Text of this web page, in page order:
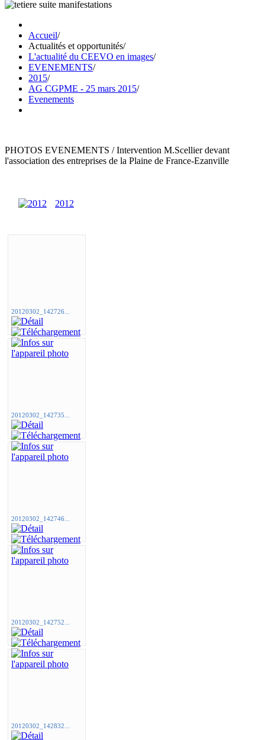
Accueil/
Actualités et opportunités/
L'actualité du CEEVO en images/
EVENEMENTS/
2015/
AG CGPME - 25 mars 2015/
Evenements
PHOTOS EVENEMENTS / Intervention M.Scellier devant
l'association des entreprises de la Plaine de France-Ezanville
2012
20120302_142726...
20120302_142735...
20120302_142746...
20120302_142752...
20120302_142832...